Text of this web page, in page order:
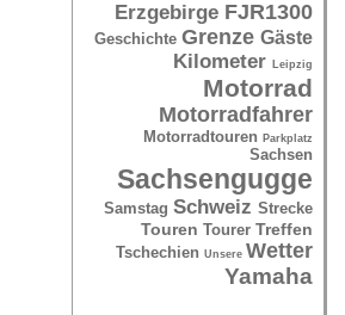
Erzgebirge FJR1300
Geschichte Grenze Gäste
Kilometer Leipzig
Motorrad
Motorradfahrer
Motorradtouren Parkplatz
Sachsen
Sachsengugge
Samstag Schweiz Strecke
Touren Tourer Treffen
Tschechien Unsere Wetter
Yamaha